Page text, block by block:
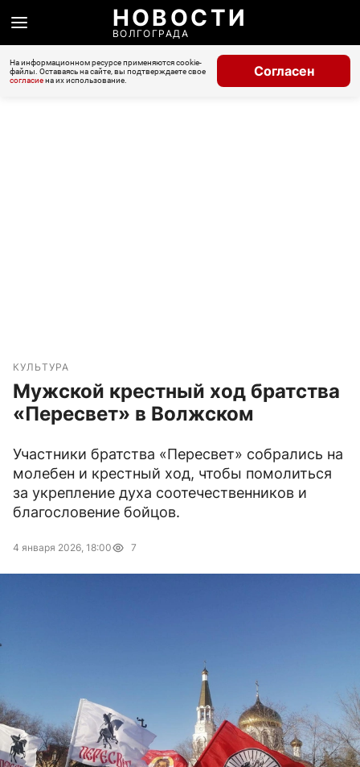
НОВОСТИ
ВОЛГОГРАДА
На информационном ресурсе применяются cookie-
файлы. Оставаясь на сайте, вы подтверждаете свое
согласиена их использование.
Согласен
КУЛЬТУРА
Мужской крестный ход братства
«Пересвет» в Волжском
Участники братства «Пересвет» собрались на
молебен и крестный ход, чтобы помолиться
за укрепление духа соотечественников и
благословение бойцов.
4 января 2026, 18:00 7